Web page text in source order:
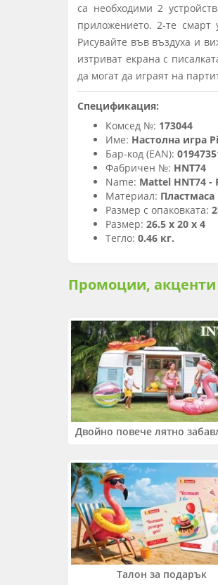
са необходими 2
приложението. 2-те смарт
Рисувайте във въздуха и
изтриват екрана с
да могат да играят на
Спецификация:
Комсед №: 173044
Име: Настолна игра
Бар-код (EAN):
Фабричен №: HNT74
Name: Mattel HNT74 -
Материал: Пластмаса
Размер с опаковката:
Размер: 26.5 х 20 х 4
Тегло: 0.46 кг.
Промоции,
Талон за подарък